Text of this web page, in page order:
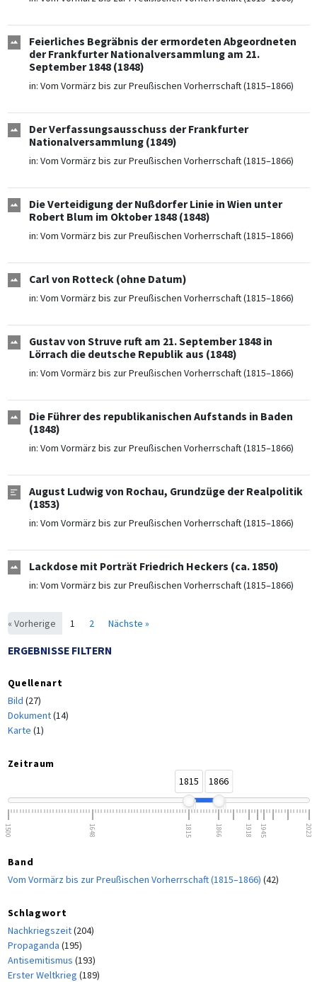
Feierliches Begräbnis der ermordeten Abgeordneten
der Frankfurter Nationalversammlung am 21.
September 1848 (1848)
in: Vom Vormärz bis zur Preußischen Vorherrschaft (1815–1866)
Der Verfassungsausschuss der Frankfurter
Nationalversammlung (1849)
in: Vom Vormärz bis zur Preußischen Vorherrschaft (1815–1866)
Die Verteidigung der Nußdorfer Linie in Wien unter
Robert Blum im Oktober 1848 (1848)
in: Vom Vormärz bis zur Preußischen Vorherrschaft (1815–1866)
Carl von Rotteck (ohne Datum)
in: Vom Vormärz bis zur Preußischen Vorherrschaft (1815–1866)
Gustav von Struve ruft am 21. September 1848 in
Lörrach die deutsche Republik aus (1848)
in: Vom Vormärz bis zur Preußischen Vorherrschaft (1815–1866)
Die Führer des republikanischen Aufstands in Baden
(1848)
in: Vom Vormärz bis zur Preußischen Vorherrschaft (1815–1866)
August Ludwig von Rochau, Grundzüge der Realpolitik
(1853)
in: Vom Vormärz bis zur Preußischen Vorherrschaft (1815–1866)
Lackdose mit Porträt Friedrich Heckers (ca. 1850)
in: Vom Vormärz bis zur Preußischen Vorherrschaft (1815–1866)
« Vorherige 1 2 Nächste »
ERGEBNISSE FILTERN
Quellenart
Bild (27)
Dokument(14)
Karte (1)
Zeitraum
1815
1866
1500 1648 1815 1866 1918 1945 2023
Band
Vom Vormärz bis zur Preußischen Vorherrschaft (1815–1866) (42)
Schlagwort
Nachkriegszeit(204)
Propaganda (195)
Antisemitismus (193)
Erster Weltkrieg (189)